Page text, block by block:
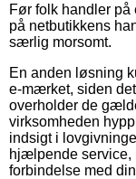
Før folk handler
på netbutikkens
særlig morsomt.
En anden løsning
e-mærket, siden
overholder de
virksomheden
indsigt i
hjælpende service,
forbindelse med